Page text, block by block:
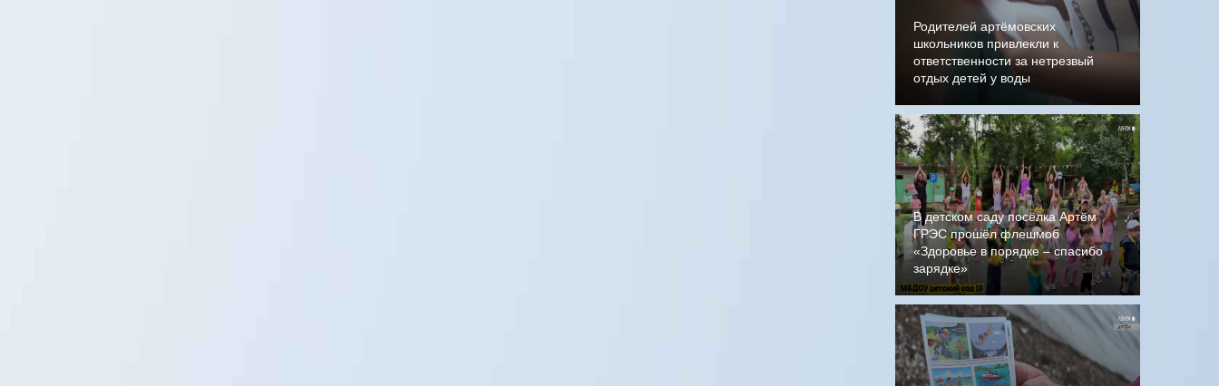
Родителей артёмовских
школьников привлекли к
ответственности за нетрезвый
отдых детей у воды
В детском саду посёлка Артём
ГРЭС прошёл флешмоб
«Здоровье в порядке – спасибо
зарядке»